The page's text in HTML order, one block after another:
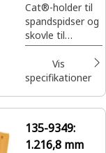
Cat®-holder til
spandspidser og
skovle til
generelle formål
Vis
specifikationer
135-9349:
1.216,8 mm